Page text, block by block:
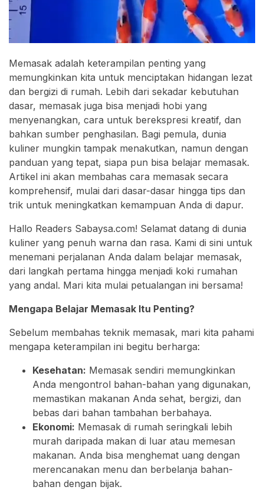
Memasak adalah keterampilan penting yang
memungkinkan kita untuk menciptakan hidangan lezat
dan bergizi di rumah. Lebih dari sekadar kebutuhan
dasar, memasak juga bisa menjadi hobi yang
menyenangkan, cara untuk berekspresi kreatif, dan
bahkan sumber penghasilan. Bagi pemula, dunia
kuliner mungkin tampak menakutkan, namun dengan
panduan yang tepat, siapa pun bisa belajar memasak.
Artikel ini akan membahas cara memasak secara
komprehensif, mulai dari dasar-dasar hingga tips dan
trik untuk meningkatkan kemampuan Anda di dapur.
Hallo Readers Sabaysa.com! Selamat datang di dunia
kuliner yang penuh warna dan rasa. Kami di sini untuk
menemani perjalanan Anda dalam belajar memasak,
dari langkah pertama hingga menjadi koki rumahan
yang andal. Mari kita mulai petualangan ini bersama!
Mengapa Belajar Memasak Itu Penting?
Sebelum membahas teknik memasak, mari kita pahami
mengapa keterampilan ini begitu berharga:
Kesehatan: Memasak sendiri memungkinkan
Anda mengontrol bahan-bahan yang digunakan,
memastikan makanan Anda sehat, bergizi, dan
bebas dari bahan tambahan berbahaya.
Ekonomi: Memasak di rumah seringkali lebih
murah daripada makan di luar atau memesan
makanan. Anda bisa menghemat uang dengan
merencanakan menu dan berbelanja bahan-
bahan dengan bijak.